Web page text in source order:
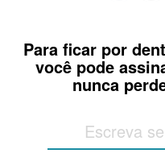
Para ficar por
você pode
nunca